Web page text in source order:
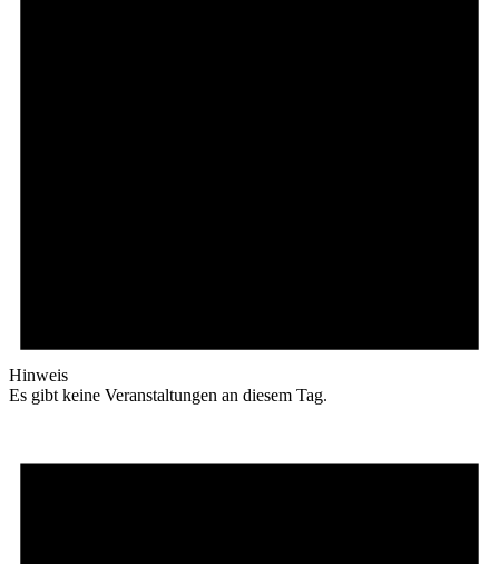
Hinweis
Es gibt keine Veranstaltungen an diesem Tag.